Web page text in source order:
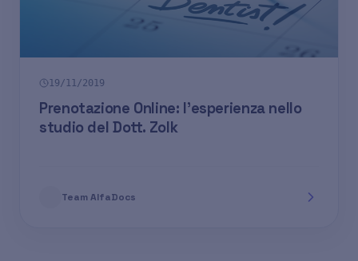
19/11/2019
Prenotazione Online: l'esperienza nello
studio del Dott. Zolk
Team AlfaDocs